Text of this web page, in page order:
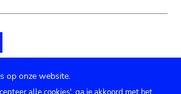
op onze website.